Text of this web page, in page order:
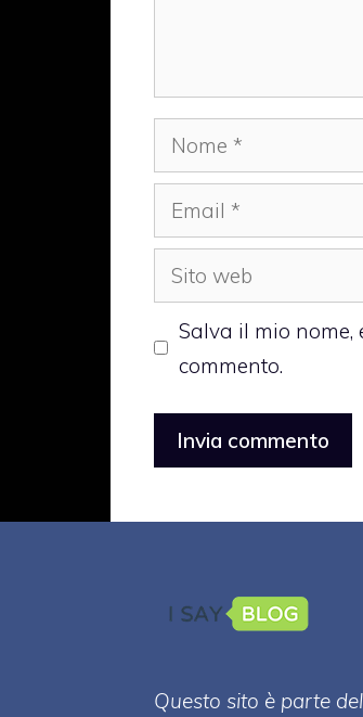
Nome
Email
Sito
web
Salva il mio
commento.
Questo sito è parte